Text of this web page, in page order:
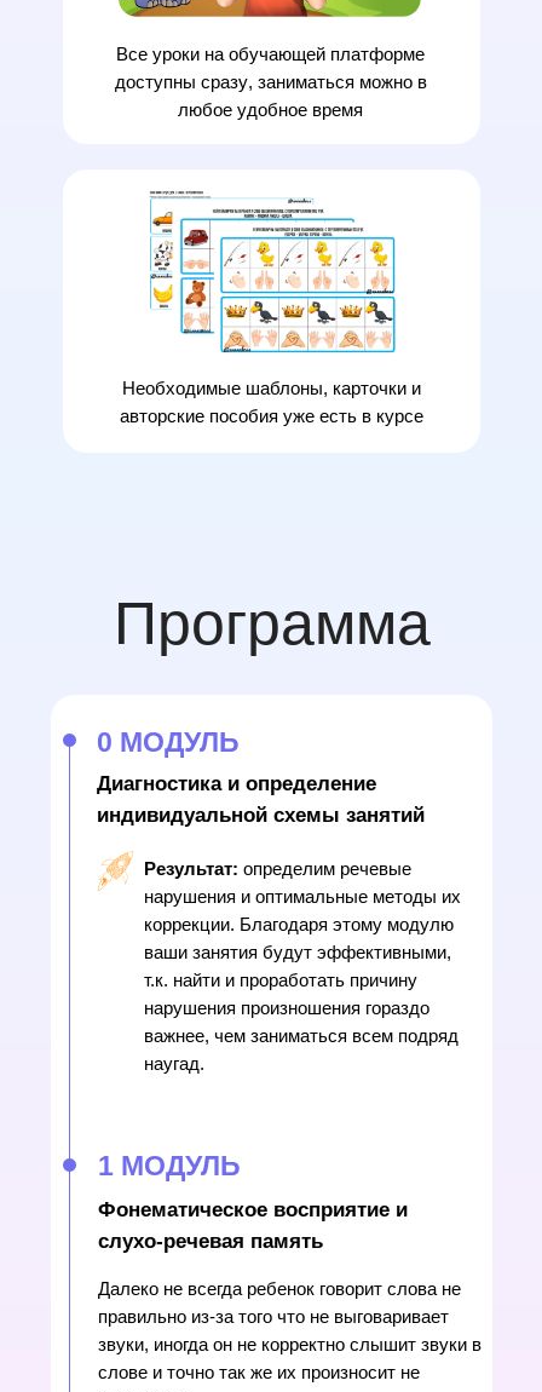
Необходимые шаблоны, карточки и
авторские пособия уже есть в курсе
Все уроки на обучающей платформе
доступны сразу, заниматься можно в
любое удобное время
1 МОДУЛЬ
Фонематическое восприятие и
слухо-речевая память
Далеко не всегда ребенок говорит слова не
правильно из-за того что не выговаривает
звуки, иногда он не корректно слышит звуки в
слове и точно так же их произносит не
0 МОДУЛЬ
Диагностика и определение
индивидуальной схемы занятий
Результат: определим речевые
нарушения и оптимальные методы их
коррекции. Благодаря этому модулю
ваши занятия будут эффективными,
т.к. найти и проработать причину
нарушения произношения гораздо
важнее, чем заниматься всем подряд
наугад.
Программа